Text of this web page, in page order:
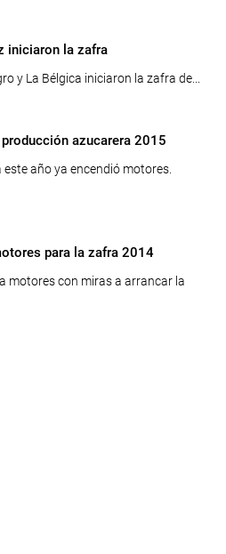
iniciaron la zafra
y La Bélgica iniciaron la zafra de...
azucarera 2015
año ya encendió motores.
para la zafra 2014
motores con miras a arrancar la